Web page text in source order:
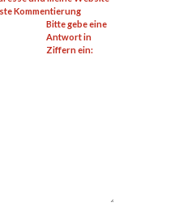
Kommentierung
Bitte gebe eine
Antwort in
Ziffern ein: